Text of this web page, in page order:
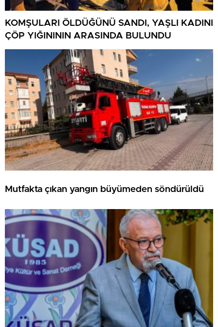
KOMŞULARI ÖLDÜĞÜNÜ SANDI, YAŞLI KADINI
ÇÖP YIĞINININ ARASINDA BULUNDU
Mutfakta çıkan yangın büyümeden söndürüldü